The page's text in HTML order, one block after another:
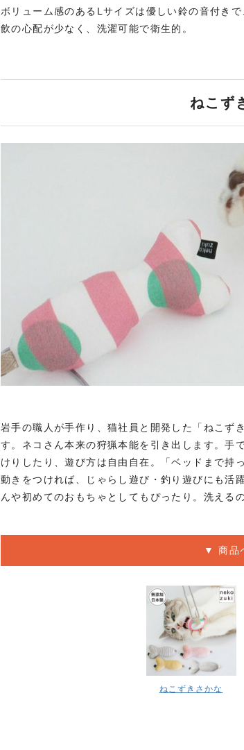
ボリューム感のあるLサイズは優しい鈴の音付き
飲の心配が少なく、洗濯可能で衛生的。
ねこず
岩手の職人が手作り、猫社員と開発した「ねこず
す。ネコさん本来の狩猟本能を引き出します。手
けりしたり、遊び方は自由自在。「ベッドまで持
動きをつければ、じゃらし遊び・釣り遊びにも活
んや初めてのおもちゃとしてもぴったり。洗える
▼ 商品
ねこずきさかな